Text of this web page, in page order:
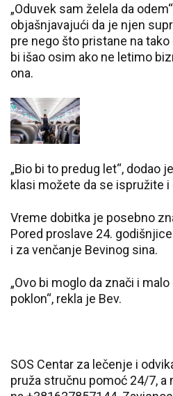
„Oduvek sam želela da
objašnjavajući da je njen
pre nego što pristane na tako
bi išao osim ako ne letimo
ona.
„Bio bi to predug let“, dodao
klasi možete da se ispružite i
Vreme dobitka je posebno
Pored proslave 24.
i za venčanje Bevinog sina.
„Ovo bi moglo da znači i
poklon“, rekla je Bev.
SOS Centar za lečenje i
pruža stručnu pomoć 24/7, a